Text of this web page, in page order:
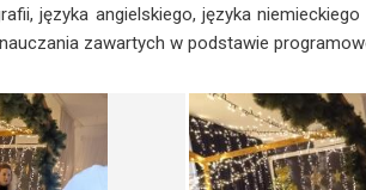
języka angielskiego, języka
zawartych w podstawie